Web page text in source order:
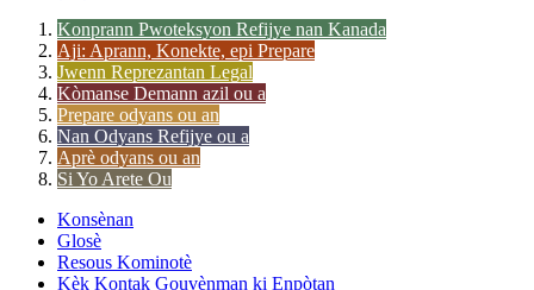
Konprann Pwoteksyon Refijye nan Kanada
Aji: Aprann, Konekte, epi Prepare
Jwenn Reprezantan Legal
Kòmanse Demann azil ou a
Prepare odyans ou an
Nan Odyans Refijye ou a
Aprè odyans ou an
Si Yo Arete Ou
Konsènan
Glosè
Resous Kominotè
Kèk Kontak Gouvènman ki Enpòtan